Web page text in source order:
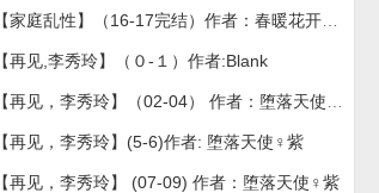
【家庭乱性】（16-17完结）作者：春暖花开四季
【再见,李秀玲】（０-１）作者:Blank
【再见，李秀玲】(5-6)作者: 堕落天使♀紫
【再见，李秀玲】 (07-09) 作者：堕落天使♀紫